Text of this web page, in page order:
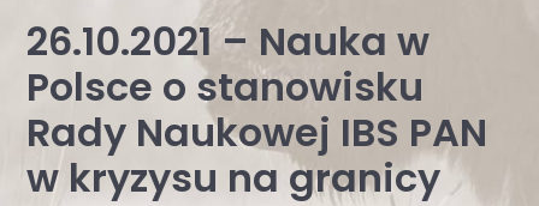
26.10.2021 – Nauka w
Polsce o stanowisku
Rady Naukowej IBS PAN
w kryzysu na granicy